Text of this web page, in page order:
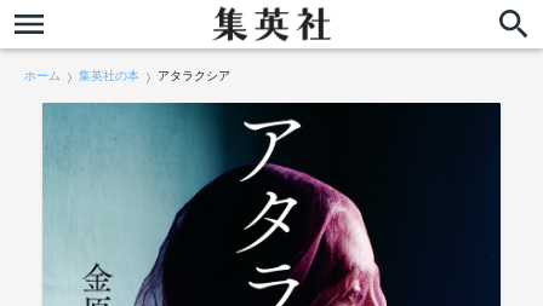
ホーム 集英社の本 アタラクシア